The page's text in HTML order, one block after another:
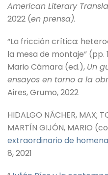
American Literary
2022 (en prensa).
“La fricción crítica:
la mesa de montaje” (pp.
Mario Cámara (ed.), Un
ensayos en torno a la
Aires, Grumo, 2022
HIDALGO NÁCHER, MAX;
MARTÍN GIJÓN, MARIO
extraordinario de
8, 2021